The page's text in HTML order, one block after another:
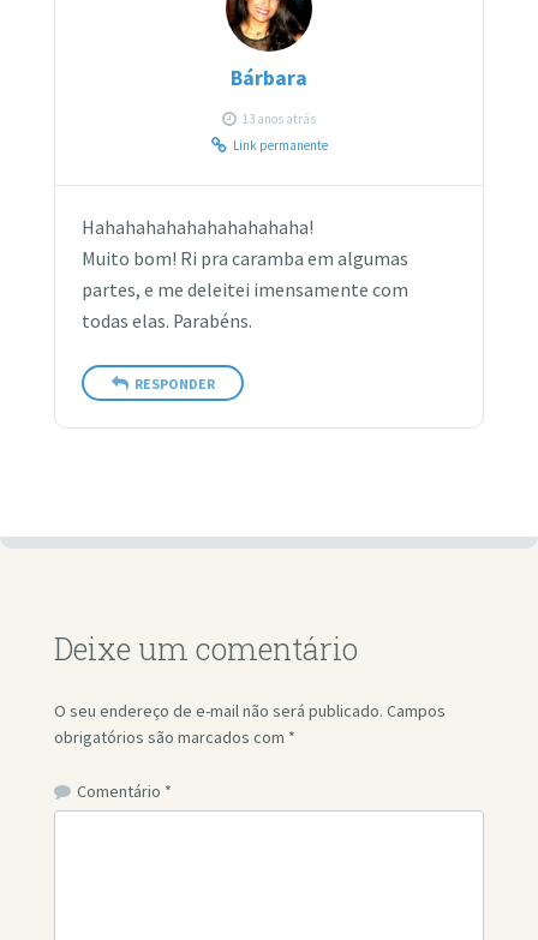
Bárbara
13 anos atrás
Link permanente
Hahahahahahahahahahaha!
Muito bom! Ri pra caramba em algumas
partes, e me deleitei imensamente com
todas elas. Parabéns.
RESPONDER
Deixe um comentário
O seu endereço de e-mail não será publicado. Campos
obrigatórios são marcados com *
Comentário *